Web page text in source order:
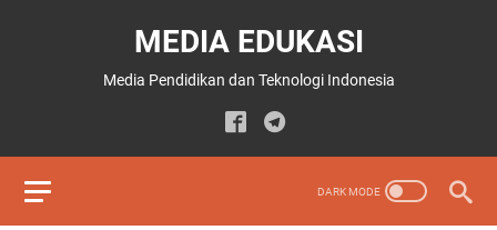
MEDIA EDUKASI
Media Pendidikan dan Teknologi Indonesia